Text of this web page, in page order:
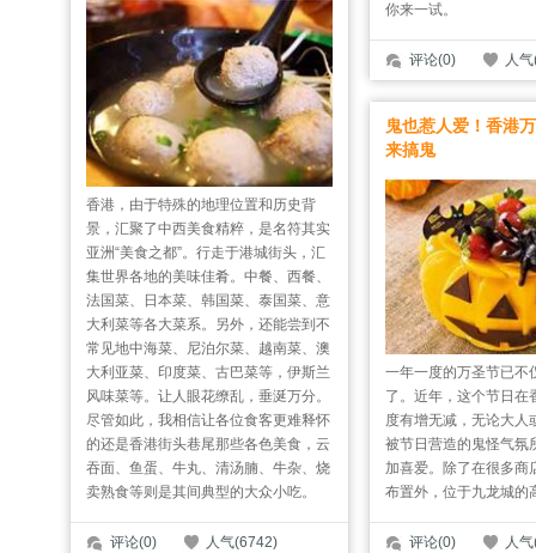
你来一试。
评论(0) 人
香港，由于特殊的地理位置和历史背
景，汇聚了中西美食精粹，是名符其实
亚洲“美食之都”。行走于港城街头，汇
集世界各地的美味佳肴。中餐、西餐、
法国菜、日本菜、韩国菜、泰国菜、意
大利菜等各大菜系。另外，还能尝到不
常见地中海菜、尼泊尔菜、越南菜、澳
大利亚菜、印度菜、古巴菜等，伊斯兰
风味菜等。让人眼花缭乱，垂涎万分。
尽管如此，我相信让各位食客更难释怀
的还是香港街头巷尾那些各色美食，云
吞面、鱼蛋、牛丸、清汤腩、牛杂、烧
卖熟食等则是其间典型的大众小吃。
评论(0) 人气(6742)
鬼也惹人爱！香港
来搞鬼
一年一度的万圣节已不
了。近年，这个节日在
度有增无减，无论大人
被节日营造的鬼怪气氛
加喜爱。除了在很多商
布置外，位于九龙城的
评论(0) 人